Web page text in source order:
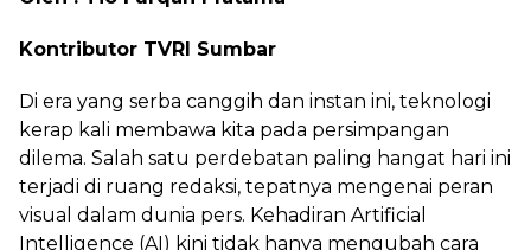
Kontributor TVRI Sumbar
Di era yang serba canggih dan instan ini, teknologi
kerap kali membawa kita pada persimpangan
dilema. Salah satu perdebatan paling hangat hari ini
terjadi di ruang redaksi, tepatnya mengenai peran
visual dalam dunia pers. Kehadiran Artificial
Intelligence (AI) kini tidak hanya mengubah cara